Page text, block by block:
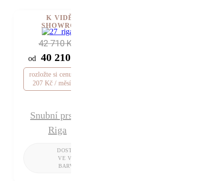
42 710 Kč
od 40 210 Kč
rozložte si cenu od 1
207 Kč / měsíc
Snubní prsten
Riga
K VIDĚNÍ V
SHOWROOMU